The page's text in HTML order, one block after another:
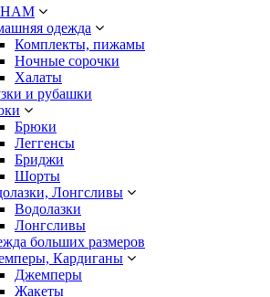
одежда
Комплекты, пижамы
Ночные сорочки
Халаты
и рубашки
Брюки
Леггенсы
Бриджи
Шорты
Лонгсливы
Водолазки
Лонгсливы
больших размеров
Кардиганы
Джемперы
Жакеты